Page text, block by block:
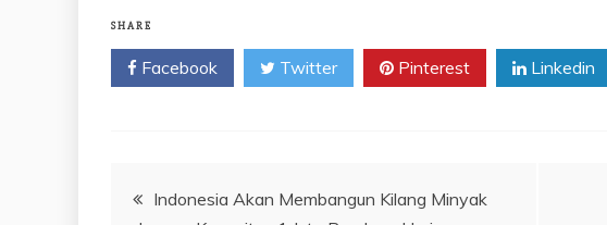
SHARE
Facebook Twitter Pinterest Linkedin
Navigasi
Indonesia Akan Membangun Kilang Minyak